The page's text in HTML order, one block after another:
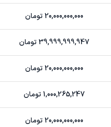
20,000,000,000 تومان
39,999,999,947 تومان
20,000,000,000 تومان
1,000,265,247 تومان
20,000,000,000 تومان